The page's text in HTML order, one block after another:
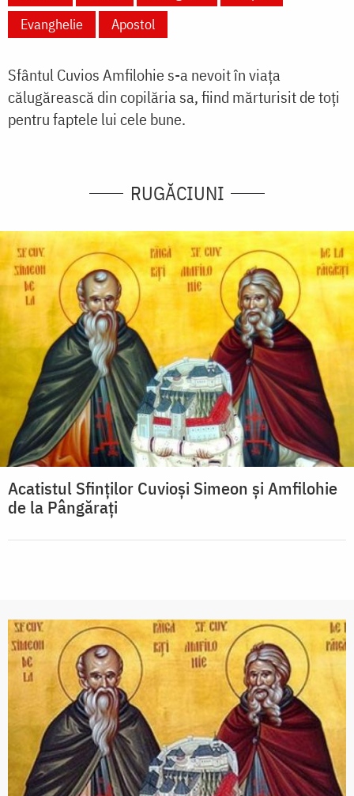
Evanghelie
Apostol
Sfântul Cuvios Amfilohie s-a nevoit în viața
călugărească din copilăria sa, fiind mărturisit de toți
pentru faptele lui cele bune.
RUGĂCIUNI
Acatistul Sfinţilor Cuvioşi Simeon şi Amfilohie
de la Pângăraţi